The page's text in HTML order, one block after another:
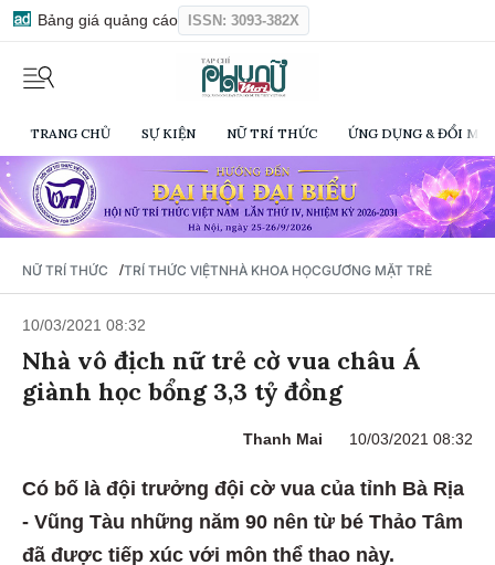
Bảng giá quảng cáo ISSN: 3093-382X
TRANG CHỦ SỰ KIỆN NỮ TRÍ THỨC ỨNG DỤNG & ĐỔI
NỮ TRÍ THỨC /TRÍ THỨC VIỆTNHÀ KHOA HỌCGƯƠNG MẶT TRẺ
10/03/2021 08:32
Nhà vô địch nữ trẻ cờ vua châu Á
giành học bổng 3,3 tỷ đồng
Thanh Mai 10/03/2021 08:32
Có bố là đội trưởng đội cờ vua của tỉnh Bà Rịa
- Vũng Tàu những năm 90 nên từ bé Thảo Tâm
đã được tiếp xúc với môn thể thao này.